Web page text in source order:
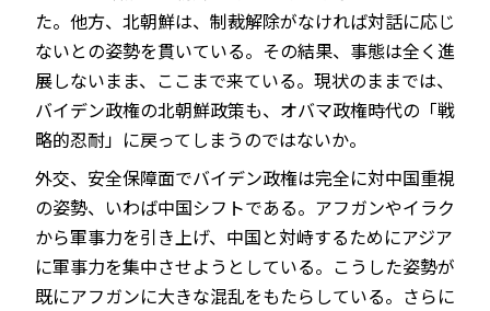
た。他方、北朝鮮は、制裁解除がなければ対話に応じ
ないとの姿勢を貫いている。その結果、事態は全く進
展しないまま、ここまで来ている。現状のままでは、
バイデン政権の北朝鮮政策も、オバマ政権時代の「戦
略的忍耐」に戻ってしまうのではないか。
外交、安全保障面でバイデン政権は完全に対中国重視
の姿勢、いわば中国シフトである。アフガンやイラク
から軍事力を引き上げ、中国と対峙するためにアジア
に軍事力を集中させようとしている。こうした姿勢が
既にアフガンに大きな混乱をもたらしている。さらに